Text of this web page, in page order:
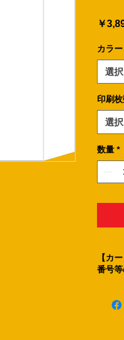
￥
カラー
選択
印刷
選択
数量 *
【カ
番号等